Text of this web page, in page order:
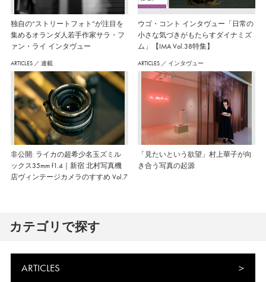
独自の“ストリートフォト”が注目を
集めるオランダ人若手作家サラ・フ
ァン・ライ インタヴュー
ウゴ・コント インタヴュー「日常の
小さな気づきがもたらすダイナミズ
ム」【IMA Vol.38特集】
ARTICLES ／ 連載
非公開: ライカの超希少名玉ズミル
ックス35mm f1.4｜新宿 北村写真機
店ヴィンテージカメラのすすめ Vol.7
ARTICLES ／ インタヴュー
「見たいという欲望」村上華子が向
き合う写真の起源
カテゴリで探す
ARTICLES